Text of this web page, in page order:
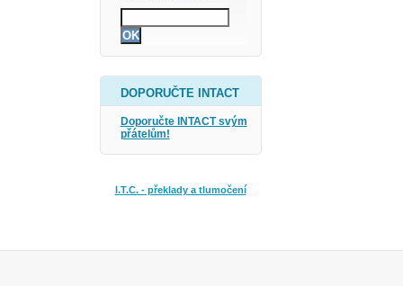
DOPORUČTE INTACT
Doporučte INTACT svým
přátelům!
I.T.C. - překlady a tlumočení